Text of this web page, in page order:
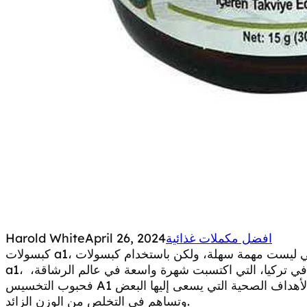
Harold WhiteApril 26, 2024افضل مكملات غذائية
كبسولات a1، التخلص من البدانة أو السمنة وتحقيق الوزن المثالي ليست مهمة سهلة، ولكن باستخدام كبسولات
a1، نصبح أمام واحدة من أفضل حبوب التخسيس في تركيا، التي اكتسبت شهرة واسعة في عالم الرشاقة،
فحبوب التخسيس A1 تُعتبر من المنتجات الفعّالة التي تساعد على تحقيق الأهداف الصحية التي يسعى إليها البعض
وتساهم في التخلص من الوزن الزائد.